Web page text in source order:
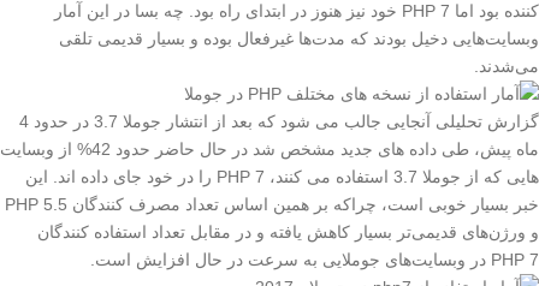
کننده بود اما PHP 7 خود نیز هنوز در ابتدای راه بود. چه بسا در این آمار
وبسایت‌‌هایی دخیل بودند که مدت‌ها غیرفعال بوده و بسیار قدیمی تلقی
می‌شدند.
گزارش تحلیلی آنجایی جالب می شود که بعد از انتشار جوملا 3.7 در حدود 4
ماه پیش، طی داده های جدید مشخص شد در حال حاضر حدود 42% از وبسایت
هایی که از جوملا 3.7 استفاده می کنند، PHP 7 را در خود جای داده اند. این
خبر بسیار خوبی است، چراکه بر همین اساس تعداد مصرف کنندگان PHP 5.5
و ورژن‌های قدیمی‌تر بسیار کاهش یافته و در مقابل تعداد استفاده کنندگان
PHP 7 در وبسایت‌های جوملایی به سرعت در حال افزایش است.